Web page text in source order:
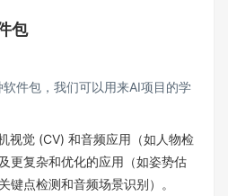
包
件包，我们可以用来AI项目的学
视觉 (CV) 和音频应用（如人物检
更复杂和优化的应用（如姿势估
键点检测和音频场景识别）。